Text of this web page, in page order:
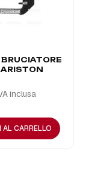
ARISTON
inclusa
AL CARRELLO